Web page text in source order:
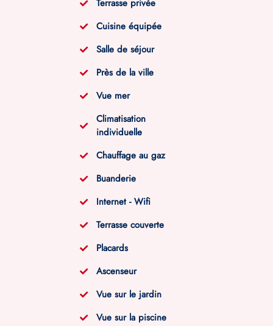
Terrasse privée
Cuisine équipée
Salle de séjour
Près de la ville
Vue mer
Climatisation
individuelle
Chauffage au gaz
Buanderie
Internet - Wifi
Terrasse couverte
Placards
Ascenseur
Vue sur le jardin
Vue sur la piscine